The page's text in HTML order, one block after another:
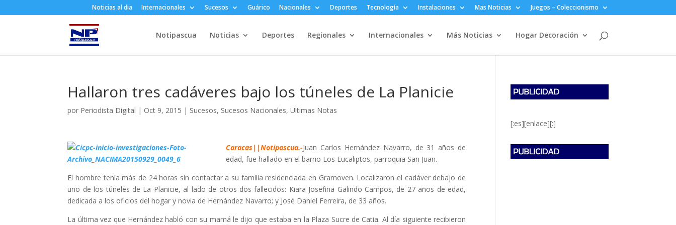
Noticias al dia Internacionales Sucesos Guárico Nacionales Deportes Tecnología Instalaciones Mas Noticias Juegos – Coleccionismo
Notipascua Noticias Deportes Regionales Internacionales Más Noticias Hogar Decoración
Hallaron tres cadáveres bajo los túneles de La Planicie
por Periodista Digital | Oct 9, 2015 | Sucesos, Sucesos Nacionales,Ultimas Notas
Caracas||Notipascua.-Juan Carlos Hernández Navarro, de 31 años de
edad, fue hallado en el barrio Los Eucaliptos, parroquia San Juan.
El hombre tenía más de 24 horas sin contactar a su familia residenciada en Gramoven. Localizaron el cadáver debajo de
uno de los túneles de La Planicie, al lado de otros dos fallecidos: Kiara Josefina Galindo Campos, de 27 años de edad,
dedicada a los oficios del hogar y novia de Hernández Navarro; y José Daniel Ferreira, de 33 años.
La última vez que Hernández habló con su mamá le dijo que estaba en la Plaza Sucre de Catia. Al día siguiente recibieron
[:es][enlace][:]